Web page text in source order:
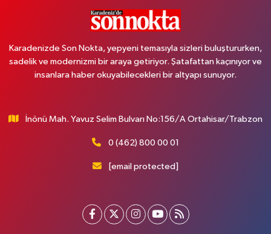
Karadenizde Son Nokta, yepyeni temasıyla sizleri buluştururken,
sadelik ve modernizmi bir araya getiriyor. Şatafattan kaçınıyor ve
insanlara haber okuyabilecekleri bir altyapı sunuyor.
İnönü Mah. Yavuz Selim Bulvarı No:156/A Ortahisar/Trabzon
0 (462) 800 00 01
[email protected]